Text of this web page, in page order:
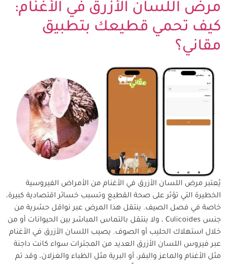
مرض اللسان الأزرق في الأغنام:
كيف تحمي قطيعك بتطبيق
مقاني؟
يُعتبر مرض اللسان الأزرق في الأغنام من الأمراض الفيروسية
الخطيرة التي تؤثر على صحة القطيع وتسبب خسائر اقتصادية كبيرة،
خاصة في فصل الصيف. ينتقل هذا المرض عبر نواقل حشرية من
جنس Culicoides ، ولا ينتقل بالتماس المباشر بين الحيوانات أو من
خلال استهلاك الحليب أو الصوف. يصيب اللسان الأزرق في الأغنام
عبر فيروس اللسان الأزرق العديد من المجترات سواء كانت داجنة
مثل الأغنام والماعز والبقر، أو البرية مثل الظباء والغزلان، وقد تم